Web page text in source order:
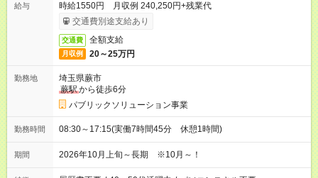
給与
時給1550円 月収例 240,250円+残業代
交通費別途支給あり
交通費 全額支給
月収例 20～25万円
勤務地
埼玉県蕨市
蕨駅から徒歩6分
パブリックソリューション事業
勤務時間 08:30～17:15(実働7時間45分 休憩1時間)
期間 2026年10月上旬～長期 ※10月～！